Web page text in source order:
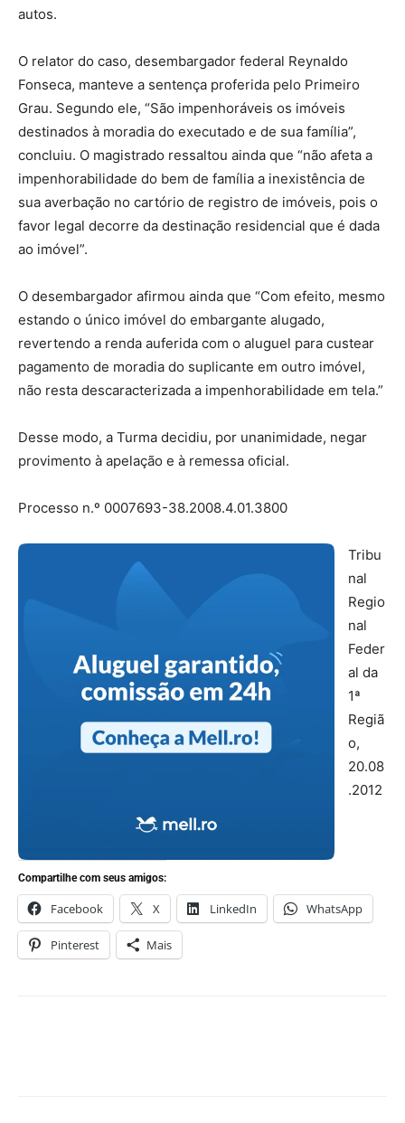
autos.
O relator do caso, desembargador federal Reynaldo
Fonseca, manteve a sentença proferida pelo Primeiro
Grau. Segundo ele, “São impenhoráveis os imóveis
destinados à moradia do executado e de sua família”,
concluiu. O magistrado ressaltou ainda que “não afeta a
impenhorabilidade do bem de família a inexistência de
sua averbação no cartório de registro de imóveis, pois o
favor legal decorre da destinação residencial que é dada
ao imóvel”.
O desembargador afirmou ainda que “Com efeito, mesmo
estando o único imóvel do embargante alugado,
revertendo a renda auferida com o aluguel para custear
pagamento de moradia do suplicante em outro imóvel,
não resta descaracterizada a impenhorabilidade em tela.”
Desse modo, a Turma decidiu, por unanimidade, negar
provimento à apelação e à remessa oficial.
Processo n.º 0007693-38.2008.4.01.3800
Tribu
nal
Regio
nal
Feder
al da
1ª
Regiã
o,
20.08
.2012
Compartilhe com seus amigos:
Facebook X LinkedIn WhatsApp
Pinterest Mais